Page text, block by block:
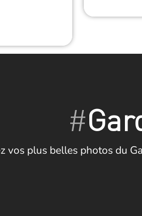
#
vos plus belles photos du